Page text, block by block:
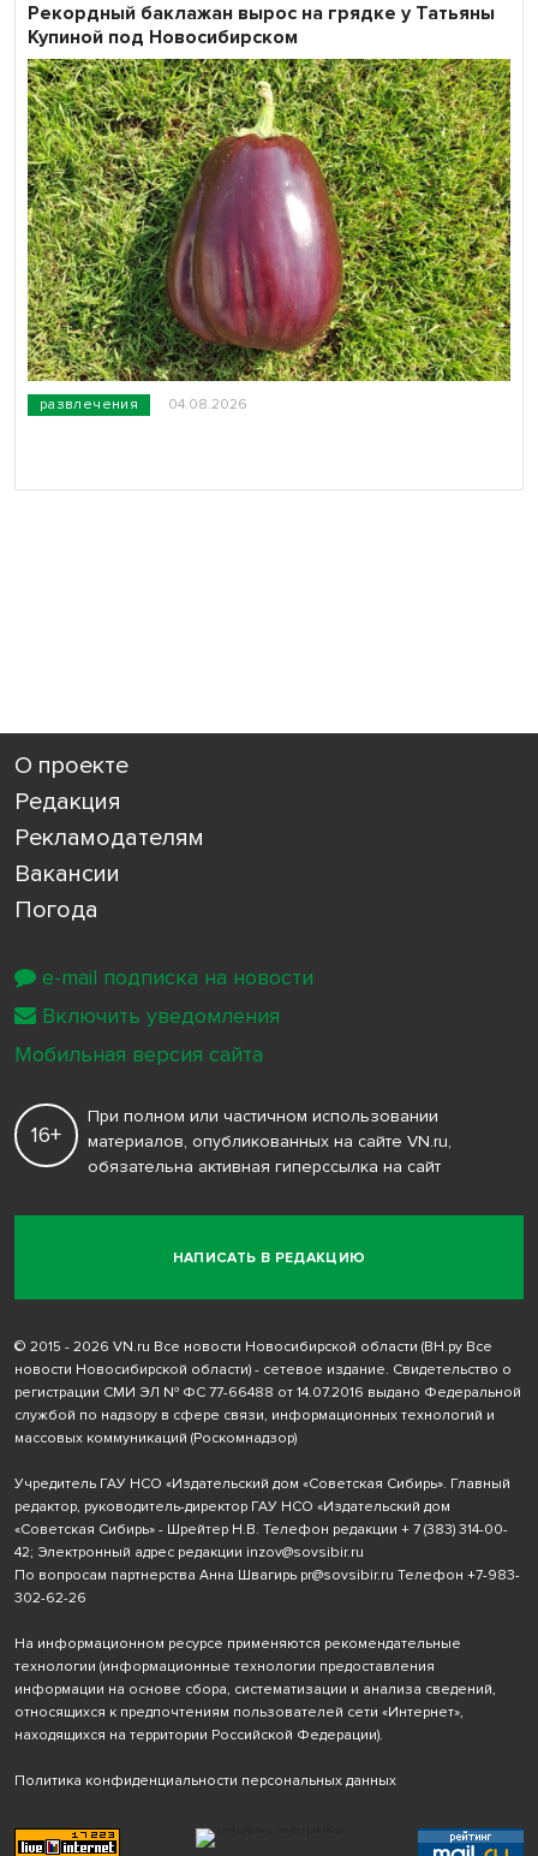
развлечения 04.08.2026
Рекордный баклажан вырос на грядке у Татьяны
Купиной под Новосибирском
О проекте
Редакция
Рекламодателям
Вакансии
Погода
НАПИСАТЬ В РЕДАКЦИЮ
16+
При полном или частичном использовании
материалов, опубликованных на сайте VN.ru,
обязательна активная гиперссылка на сайт
© 2015 - 2026 VN.ru Все новости Новосибирской области (ВН.ру Все
новости Новосибирской области) - сетевое издание. Свидетельство о
регистрации СМИ ЭЛ № ФС 77-66488 от 14.07.2016 выдано Федеральной
службой по надзору в сфере связи, информационных технологий и
массовых коммуникаций (Роскомнадзор)
Учредитель ГАУ НСО «Издательский дом «Советская Сибирь». Главный
редактор, руководитель-директор ГАУ НСО «Издательский дом
«Советская Сибирь» - Шрейтер Н.В. Телефон редакции + 7 (383) 314-00-
42; Электронный адрес редакции inzov@sovsibir.ru
По вопросам партнерства Анна Швагирь pr@sovsibir.ru Телефон +7-983-
302-62-26
На информационном ресурсе применяются рекомендательные
технологии (информационные технологии предоставления
информации на основе сбора, систематизации и анализа сведений,
относящихся к предпочтениям пользователей сети «Интернет»,
находящихся на территории Российской Федерации).
Политика конфиденциальности персональных данных
e-mail подписка на новости
Включить уведомления
Мобильная версия сайта